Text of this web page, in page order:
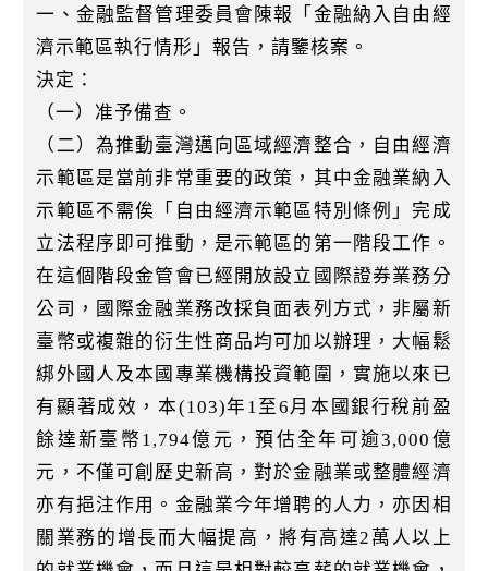
一、金融監督管理委員會陳報「金融納入自由經
濟示範區執行情形」報告，請鑒核案。
決定：
（一）准予備查。
（二）為推動臺灣邁向區域經濟整合，自由經濟
示範區是當前非常重要的政策，其中金融業納入
示範區不需俟「自由經濟示範區特別條例」完成
立法程序即可推動，是示範區的第一階段工作。
在這個階段金管會已經開放設立國際證券業務分
公司，國際金融業務改採負面表列方式，非屬新
臺幣或複雜的衍生性商品均可加以辦理，大幅鬆
綁外國人及本國專業機構投資範圍，實施以來已
有顯著成效，本(103)年1至6月本國銀行稅前盈
餘達新臺幣1,794億元，預估全年可逾3,000億
元，不僅可創歷史新高，對於金融業或整體經濟
亦有挹注作用。金融業今年增聘的人力，亦因相
關業務的增長而大幅提高，將有高達2萬人以上